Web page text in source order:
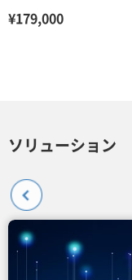
¥179,000
ソリューション